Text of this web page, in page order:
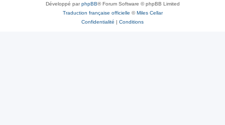
Développé parphpBB® Forum Software © phpBB Limited
Traduction française officielle ©Miles Cellar
Confidentialité | Conditions